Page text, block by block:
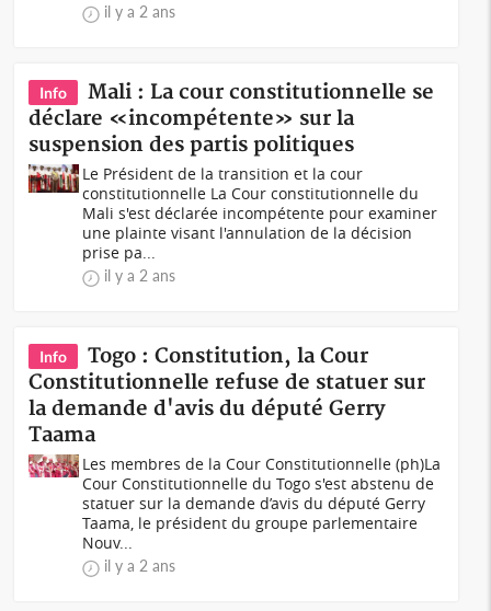
il y a 2 ans
Info
Mali : La cour constitutionnelle se
déclare «incompétente» sur la
suspension des partis politiques
Le Président de la transition et la cour
constitutionnelle La Cour constitutionnelle du
Mali s'est déclarée incompétente pour examiner
une plainte visant l'annulation de la décision
prise pa...
il y a 2 ans
Info
Togo : Constitution, la Cour
Constitutionnelle refuse de statuer sur
la demande d'avis du député Gerry
Taama
Les membres de la Cour Constitutionnelle (ph)La
Cour Constitutionnelle du Togo s'est abstenu de
statuer sur la demande d’avis du député Gerry
Taama, le président du groupe parlementaire
Nouv...
il y a 2 ans